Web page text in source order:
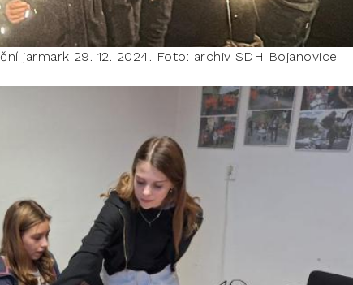
jarmark 29. 12. 2024. Foto: archiv SDH Bojanovice